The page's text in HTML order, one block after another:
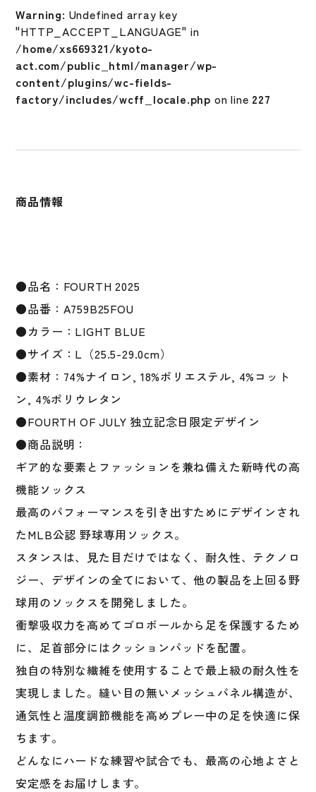
FOURTH
2025
A759B25FOU
FOURTH
OF
JULY
記
限
ン
MLB
公
認
ユ
ニ
セ
ク
ス
個
Warning: Undefined array key
"HTTP_ACCEPT_LANGUAGE" in
/home/xs669321/kyoto-
act.com/public_html/manager/wp-
content/plugins/wc-fields-
factory/includes/wcff_locale.php on line 227
商品情報
●品名：FOURTH 2025
●品番：A759B25FOU
●カラー：LIGHT BLUE
●サイズ：L（25.5-29.0cm）
●素材：74%ナイロン, 18%ポリエステル, 4%コット
ン, 4%ポリウレタン
●FOURTH OF JULY 独立記念日限定デザイン
●商品説明：
ギア的な要素とファッションを兼ね備えた新時代の高
機能ソックス
最高のパフォーマンスを引き出すためにデザインされ
たMLB公認 野球専用ソックス。
スタンスは、見た目だけではなく、耐久性、テクノロ
ジー、デザインの全てにおいて、他の製品を上回る野
球用のソックスを開発しました。
衝撃吸収力を高めてゴロボールから足を保護するため
に、足首部分にはクッションパッドを配置。
独自の特別な繊維を使用することで最上級の耐久性を
実現しました。縫い目の無いメッシュパネル構造が、
通気性と温度調節機能を高めプレー中の足を快適に保
ちます。
どんなにハードな練習や試合でも、最高の心地よさと
安定感をお届けします。